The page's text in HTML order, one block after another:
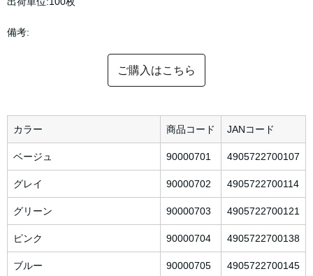
備考:
ご購入はこちら
カラー 商品コード JANコード
ベージュ 90000701 4905722700107
グレイ 90000702 4905722700114
グリーン 90000703 4905722700121
ピンク 90000704 4905722700138
ブルー 90000705 4905722700145